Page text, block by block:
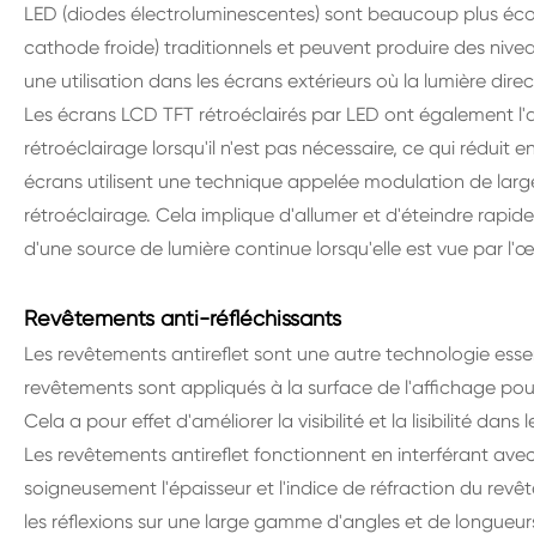
LED (diodes électroluminescentes) sont beaucoup plus
cathode froide) traditionnels et peuvent produire des
une utilisation dans les écrans extérieurs où la lumière
Les écrans LCD TFT rétroéclairés par LED ont
rétroéclairage lorsqu'il n'est pas nécessaire, ce qui réduit
écrans utilisent une technique appelée modulation de
rétroéclairage. Cela implique d'allumer et d'éteindre
d'une source de lumière continue lorsqu'elle est vue par
Revêtements anti-réfléchissants
Les revêtements antireflet sont une autre technologie
revêtements sont appliqués à la surface de l'affichage
Cela a pour effet d'améliorer la visibilité et la lisibilité dans
Les revêtements antireflet fonctionnent en interférant
soigneusement l'épaisseur et l'indice de réfraction du
les réflexions sur une large gamme d'angles et de